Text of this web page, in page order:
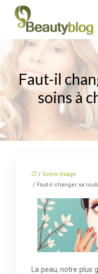
Faut-il
soins à
/ Soins visage
/ Faut-il changer sa
La peau, notre plus